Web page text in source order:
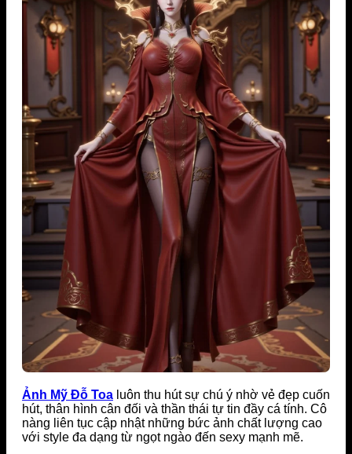
Ảnh Mỹ Đỗ Toa luôn thu hút sự chú ý nhờ vẻ đẹp cuốn
hút, thân hình cân đối và thần thái tự tin đầy cá tính. Cô
nàng liên tục cập nhật những bức ảnh chất lượng cao
với style đa dạng từ ngọt ngào đến sexy mạnh mẽ.